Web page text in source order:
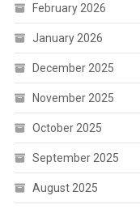
February 2026
January 2026
December 2025
November 2025
October 2025
September 2025
August 2025